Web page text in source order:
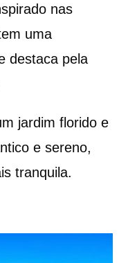
nas
uma
destaca pela
jardim florido e
e sereno,
tranquila.